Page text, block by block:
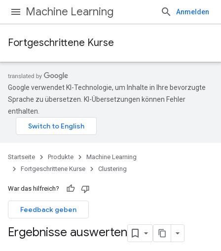
Machine Learning Anmelden
Fortgeschrittene Kurse
Google verwendet KI-Technologie, um Inhalte in Ihre bevorzugte
Sprache zu übersetzen. KI-Übersetzungen können Fehler
enthalten.
Startseite Produkte
Machine Learning
Fortgeschrittene Kurse
Clustering
War das hilfreich?
Feedback geben
Ergebnisse auswerten